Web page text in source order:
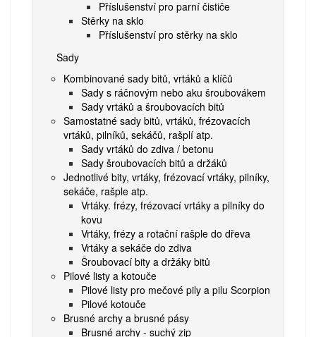
Příslušenství pro parní čističe
Stěrky na sklo
Příslušenství pro stěrky na sklo
Sady
Kombinované sady bitů, vrtáků a klíčů
Sady s ráčnovým nebo aku šroubovákem
Sady vrtáků a šroubovacích bitů
Samostatné sady bitů, vrtáků, frézovacích
vrtáků, pilníků, sekáčů, rašplí atp.
Sady vrtáků do zdiva / betonu
Sady šroubovacích bitů a držáků
Jednotlivé bity, vrtáky, frézovací vrtáky, pilníky,
sekáče, rašple atp.
Vrtáky. frézy, frézovací vrtáky a pilníky do
kovu
Vrtáky, frézy a rotační rašple do dřeva
Vrtáky a sekáče do zdiva
Šroubovací bity a držáky bitů
Pilové listy a kotouče
Pilové listy pro mečové pily a pilu Scorpion
Pilové kotouče
Brusné archy a brusné pásy
Brusné archy - suchý zip